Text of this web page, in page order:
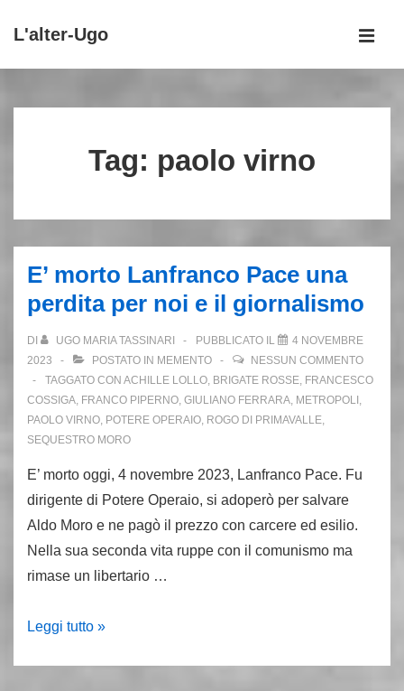
Vai
principale
L'alter-Ugo
principale
Tag: paolo virno
E’ morto Lanfranco Pace una
perdita per noi e il giornalismo
DI UGO MARIA TASSINARI PUBBLICATO IL
4 NOVEMBRE
2023
POSTATO IN MEMENTO
NESSUN COMMENTO
TAGGATO CON ACHILLE LOLLO, BRIGATE ROSSE, FRANCESCO
COSSIGA, FRANCO PIPERNO, GIULIANO FERRARA, METROPOLI ,
PAOLO VIRNO, POTERE OPERAIO, ROGO DI PRIMAVALLE,
SEQUESTRO MORO
E’ morto oggi, 4 novembre 2023, Lanfranco Pace. Fu
dirigente di Potere Operaio, si adoperò per salvare
Aldo Moro e ne pagò il prezzo con carcere ed esilio.
Nella sua seconda vita ruppe con il comunismo ma
rimase un libertario …
E’
Leggi tutto »